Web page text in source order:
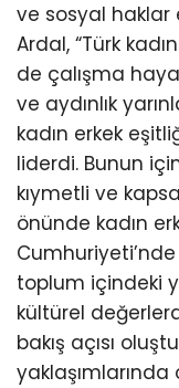
ve sosyal haklar
Ardal, “Türk
de çalışma
ve aydınlık
kadın erkek
liderdi. Bunun
kıymetli ve
önünde kadın
toplum içindeki
kültürel
bakış açısı